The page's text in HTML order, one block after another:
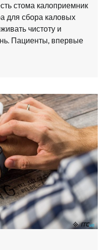
стома калоприемник
для сбора каловых
чистоту и
Пациенты, впервые